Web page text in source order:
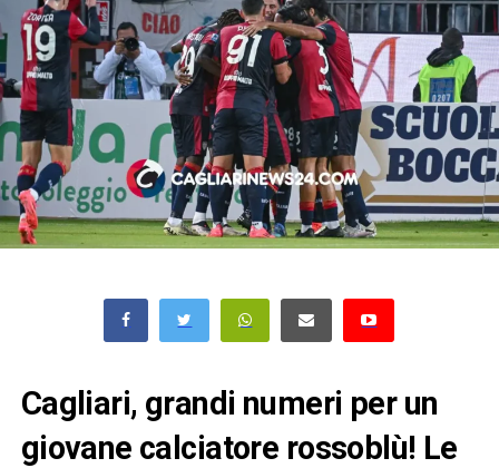
Cagliari, grandi numeri per un
giovane calciatore rossoblù! Le